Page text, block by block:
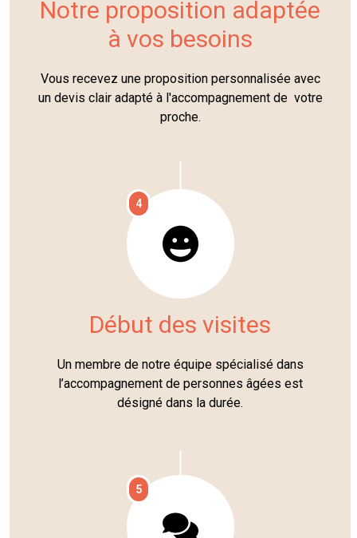
Notre proposition adaptée
à vos besoins
Vous recevez une proposition personnalisée avec
un devis clair adapté à l'accompagnement de votre
proche.
4
Début des visites
Un membre de notre équipe spécialisé dans
l’accompagnement de personnes âgées est
désigné dans la durée.
5